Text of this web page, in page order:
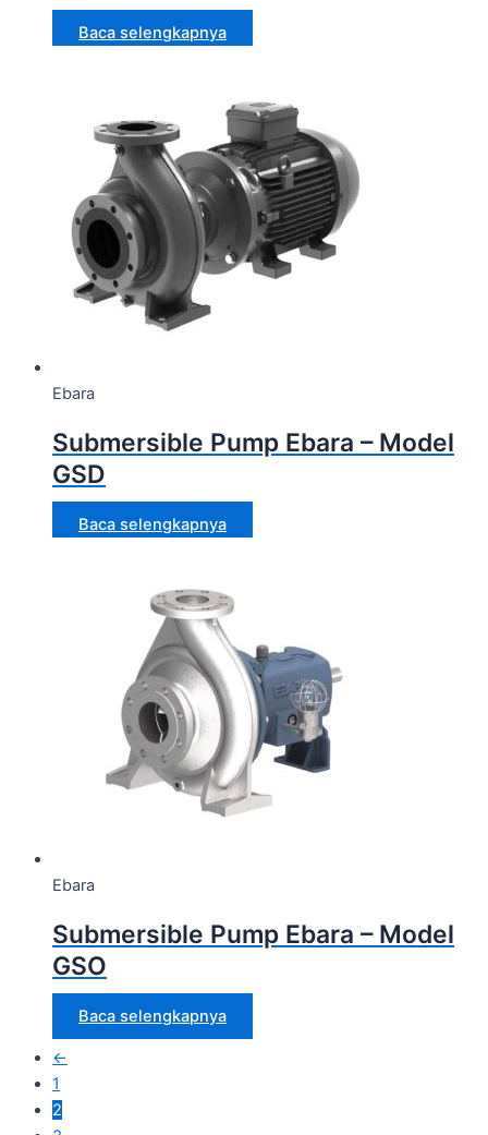
Baca selengkapnya
Ebara
Submersible Pump Ebara – Model
GSD
Baca selengkapnya
Ebara
Submersible Pump Ebara – Model
GSO
Baca selengkapnya
←
1
2